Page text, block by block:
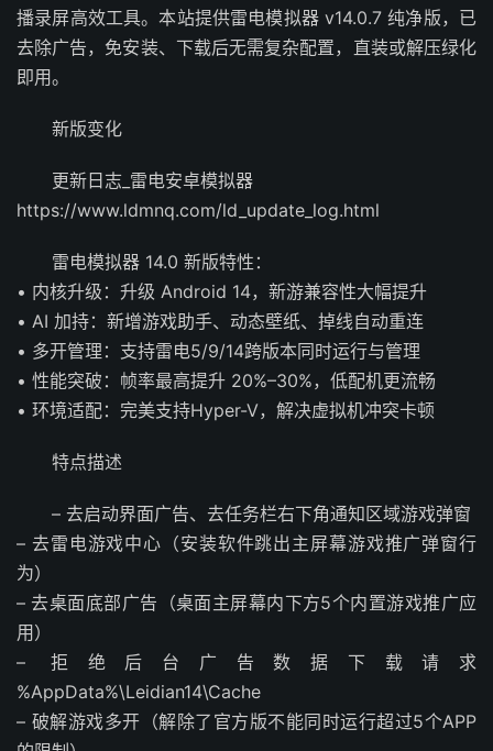
播录屏高效工具。本站提供雷电模拟器 v14.0.7 纯净版，已
去除广告，免安装、下载后无需复杂配置，直装或解压绿化
即用。
新版变化
更新日志_雷电安卓模拟器
https://www.ldmnq.com/ld_update_log.html
雷电模拟器 14.0 新版特性：
• 内核升级：升级 Android 14，新游兼容性大幅提升
• AI 加持：新增游戏助手、动态壁纸、掉线自动重连
• 多开管理：支持雷电5/9/14跨版本同时运行与管理
• 性能突破：帧率最高提升 20%–30%，低配机更流畅
• 环境适配：完美支持Hyper-V，解决虚拟机冲突卡顿
特点描述
– 去启动界面广告、去任务栏右下角通知区域游戏弹窗
– 去雷电游戏中心（安装软件跳出主屏幕游戏推广弹窗行
为）
– 去桌面底部广告（桌面主屏幕内下方5个内置游戏推广应
用）
– 拒绝后台广告数据下载请求
%AppData%\Leidian14\Cache
– 破解游戏多开（解除了官方版不能同时运行超过5个APP